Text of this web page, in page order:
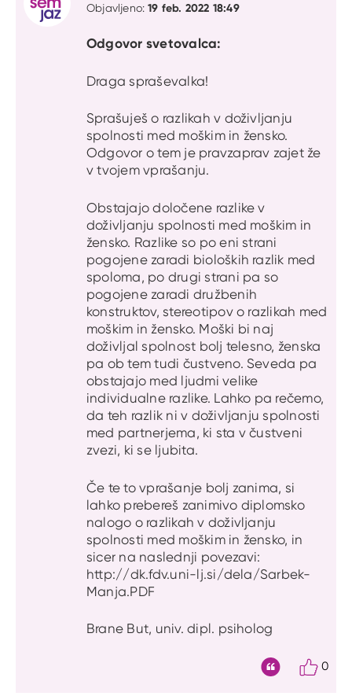
Objavljeno:19 feb. 2022 18:49
Odgovor svetovalca:
Draga spraševalka!
Sprašuješ o razlikah v doživljanju
spolnosti med moškim in žensko.
Odgovor o tem je pravzaprav zajet že
v tvojem vprašanju.
Obstajajo določene razlike v
doživljanju spolnosti med moškim in
žensko. Razlike so po eni strani
pogojene zaradi bioloških razlik med
spoloma, po drugi strani pa so
pogojene zaradi družbenih
konstruktov, stereotipov o razlikah med
moškim in žensko. Moški bi naj
doživljal spolnost bolj telesno, ženska
pa ob tem tudi čustveno. Seveda pa
obstajajo med ljudmi velike
individualne razlike. Lahko pa rečemo,
da teh razlik ni v doživljanju spolnosti
med partnerjema, ki sta v čustveni
zvezi, ki se ljubita.
Če te to vprašanje bolj zanima, si
lahko prebereš zanimivo diplomsko
nalogo o razlikah v doživljanju
spolnosti med moškim in žensko, in
sicer na naslednji povezavi:
http://dk.fdv.uni-lj.si/dela/Sarbek-
Manja.PDF
Brane But, univ. dipl. psiholog
0